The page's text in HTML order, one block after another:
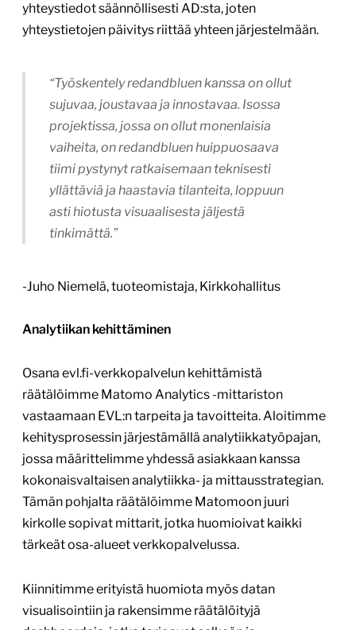
yhteystiedot säännöllisesti AD:sta, joten
yhteystietojen päivitys riittää yhteen järjestelmään.
“Työskentely redandbluen kanssa on ollut
sujuvaa, joustavaa ja innostavaa. Isossa
projektissa, jossa on ollut monenlaisia
vaiheita, on redandbluen huippuosaava
tiimi pystynyt ratkaisemaan teknisesti
yllättäviä ja haastavia tilanteita, loppuun
asti hiotusta visuaalisesta jäljestä
tinkimättä.”
-Juho Niemelä, tuoteomistaja, Kirkkohallitus
Analytiikan kehittäminen
Osana evl.fi-verkkopalvelun kehittämistä
räätälöimme Matomo Analytics -mittariston
vastaamaan EVL:n tarpeita ja tavoitteita. Aloitimme
kehitysprosessin järjestämällä analytiikkatyöpajan,
jossa määrittelimme yhdessä asiakkaan kanssa
kokonaisvaltaisen analytiikka- ja mittausstrategian.
Tämän pohjalta räätälöimme Matomoon juuri
kirkolle sopivat mittarit, jotka huomioivat kaikki
tärkeät osa-alueet verkkopalvelussa.
Kiinnitimme erityistä huomiota myös datan
visualisointiin ja rakensimme räätälöityjä